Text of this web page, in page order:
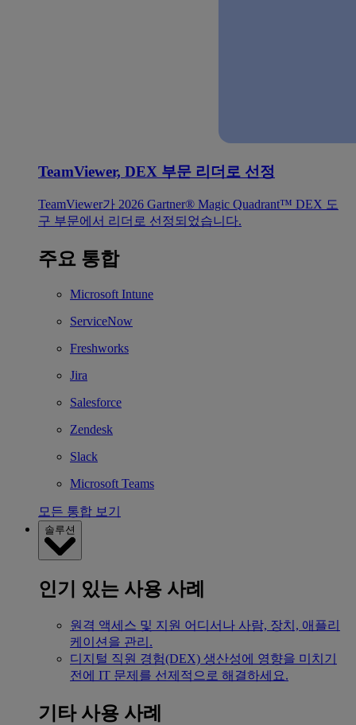
TeamViewer, DEX 부문 리더로 선정
TeamViewer가 2026 Gartner® Magic Quadrant™ DEX 도
구 부문에서 리더로 선정되었습니다.
주요 통합
Microsoft Intune
ServiceNow
Freshworks
Jira
Salesforce
Zendesk
Slack
Microsoft Teams
모든 통합 보기
솔루션
인기 있는 사용 사례
원격 액세스 및 지원 어디서나 사람, 장치, 애플리
케이션을 관리.
디지털 직원 경험(DEX) 생산성에 영향을 미치기
전에 IT 문제를 선제적으로 해결하세요.
기타 사용 사례